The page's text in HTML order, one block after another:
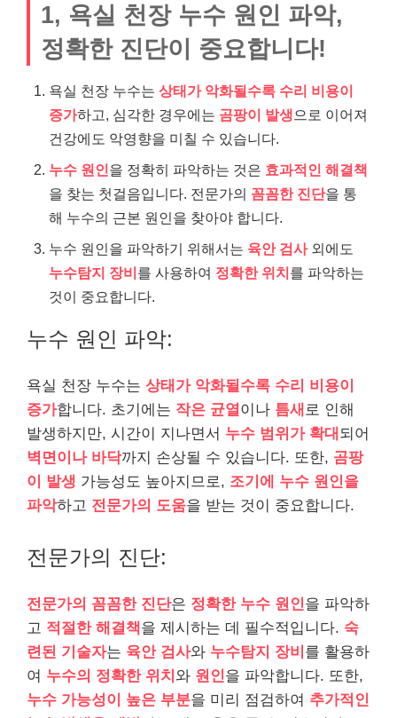
1, 욕실 천장 누수 원인 파악,
정확한 진단이 중요합니다!
욕실 천장 누수는 상태가 악화될수록 수리 비용이
증가하고, 심각한 경우에는 곰팡이 발생으로 이어져
건강에도 악영향을 미칠 수 있습니다.
누수 원인을 정확히 파악하는 것은 효과적인 해결책
을 찾는 첫걸음입니다. 전문가의 꼼꼼한 진단을 통
해 누수의 근본 원인을 찾아야 합니다.
누수 원인을 파악하기 위해서는 육안 검사외에도
누수탐지 장비 를 사용하여 정확한 위치 를 파악하는
것이 중요합니다.
누수 원인 파악:
욕실 천장 누수는 상태가 악화될수록 수리 비용이
증가합니다. 초기에는 작은 균열이나 틈새 로 인해
발생하지만, 시간이 지나면서 누수 범위가 확대 되어
벽면이나 바닥까지 손상될 수 있습니다. 또한, 곰팡
이 발생 가능성도 높아지므로, 조기에 누수 원인을
파악하고 전문가의 도움을 받는 것이 중요합니다.
전문가의 진단:
전문가의 꼼꼼한 진단은 정확한 누수 원인을 파악하
고 적절한 해결책을 제시하는 데 필수적입니다. 숙
련된 기술자는 육안 검사와 누수탐지 장비 를 활용하
여 누수의 정확한 위치 와 원인을 파악합니다. 또한,
누수 가능성이 높은 부분을 미리 점검하여 추가적인